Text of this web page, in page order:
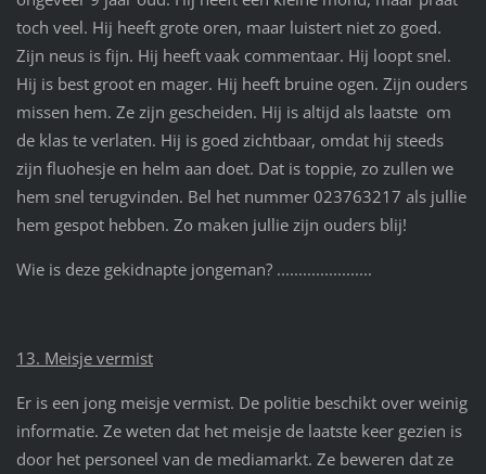
toch veel. Hij heeft grote oren, maar luistert niet zo goed.
Zijn neus is fijn. Hij heeft vaak commentaar. Hij loopt snel.
Hij is best groot en mager. Hij heeft bruine ogen. Zijn ouders
missen hem. Ze zijn gescheiden. Hij is altijd als laatste om
de klas te verlaten. Hij is goed zichtbaar, omdat hij steeds
zijn fluohesje en helm aan doet. Dat is toppie, zo zullen we
hem snel terugvinden. Bel het nummer 023763217 als jullie
hem gespot hebben. Zo maken jullie zijn ouders blij!
Wie is deze gekidnapte jongeman? ......................
13. Meisje vermist
Er is een jong meisje vermist. De politie beschikt over weinig
informatie. Ze weten dat het meisje de laatste keer gezien is
door het personeel van de mediamarkt. Ze beweren dat ze